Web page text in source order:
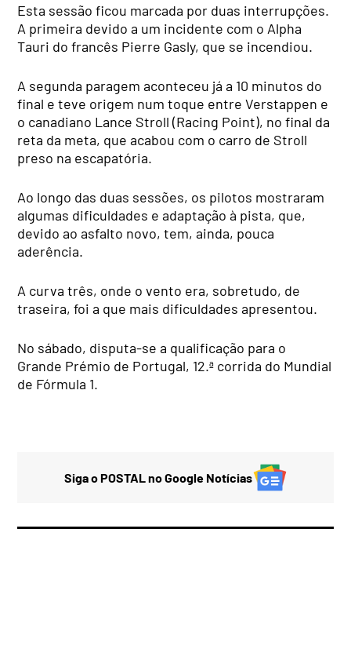
Esta sessão ficou marcada por duas interrupções.
A primeira devido a um incidente com o Alpha
Tauri do francês Pierre Gasly, que se incendiou.
A segunda paragem aconteceu já a 10 minutos do
final e teve origem num toque entre Verstappen e
o canadiano Lance Stroll (Racing Point), no final da
reta da meta, que acabou com o carro de Stroll
preso na escapatória.
Ao longo das duas sessões, os pilotos mostraram
algumas dificuldades e adaptação à pista, que,
devido ao asfalto novo, tem, ainda, pouca
aderência.
A curva três, onde o vento era, sobretudo, de
traseira, foi a que mais dificuldades apresentou.
No sábado, disputa-se a qualificação para o
Grande Prémio de Portugal, 12.ª corrida do Mundial
de Fórmula 1.
Siga o POSTAL no Google Notícias